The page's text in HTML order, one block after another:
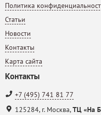
Политика
Статьи
Новости
Контакты
Карта сайта
Контакты
+7 (495) 741 81 77
125284, г. Москва,ТЦ «На